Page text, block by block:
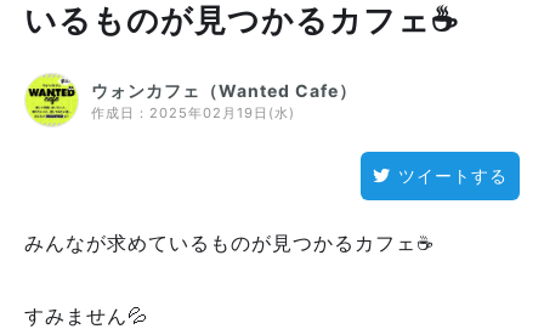
いるものが見つかるカフェ☕
ウォンカフェ（Wanted Cafe）
作成日： 2025年02月19日(水)
ツイートする
みんなが求めているものが見つかるカフェ☕
すみません💦